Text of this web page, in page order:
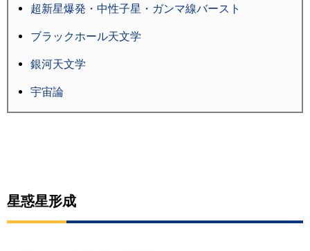
超新星爆発・中性子星・ガンマ線バースト
ブラックホール天文学
銀河天文学
宇宙論
星惑星形成